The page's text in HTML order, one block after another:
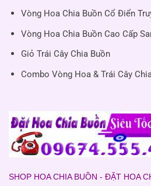
Vòng Hoa Chia Buồn Cổ Điển
Vòng Hoa Chia Buồn Cao Cấp
Giỏ Trái Cây Chia Buồn
Combo Vòng Hoa & Trái Cây
SHOP HOA CHIA BUỒN - ĐẶT HOA